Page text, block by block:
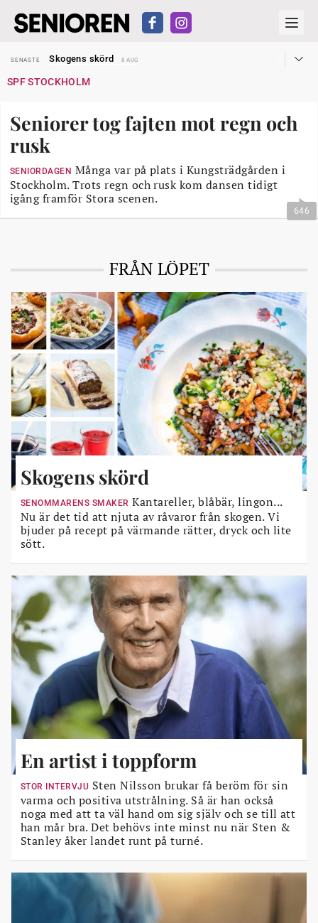
SENASTE
Skogens skörd
8 AUG
SENASTE
Reform för äldre kan bli slag i luften
SENASTE
Snart kan telefonförsäljning förbjudas i Sverige
29 JUL
SENASTE
Hyror rusar ifrån äldres bostadstillägg
28 JUL
SENASTE
Skogens skörd
SPF STOCKHOLM
Seniorer tog fajten mot regn och
rusk
SENIORDAGEN Många var på plats i Kungsträdgården i
Stockholm. Trots regn och rusk kom dansen tidigt
igång framför Stora scenen.
646
FRÅN LÖPET
Skogens skörd
SENOMMARENS SMAKER Kantareller, blåbär, lingon...
Nu är det tid att njuta av råvaror från skogen. Vi
bjuder på recept på värmande rätter, dryck och lite
sött.
En artist i toppform
STOR INTERVJU Sten Nilsson brukar få beröm för sin
varma och positiva utstrålning. Så är han också
noga med att ta väl hand om sig själv och se till att
han mår bra. Det behövs inte minst nu när Sten &
Stanley åker landet runt på turné.